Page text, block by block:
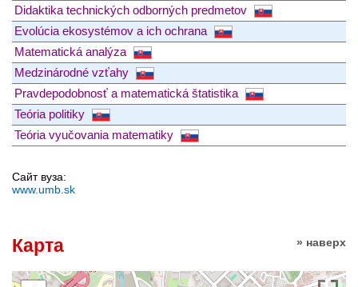
Didaktika technických odborných predmetov
Evolúcia ekosystémov a ich ochrana
Matematická analýza
Medzinárodné vzťahy
Pravdepodobnosť a matematická štatistika
Teória politiky
Teória vyučovania matematiky
Сайт вуза:
www.umb.sk
» наверх
Карта